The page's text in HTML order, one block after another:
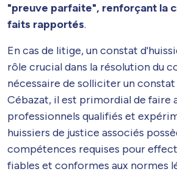
"preuve parfaite", renforçant la
faits rapportés.
En cas de litige, un constat
rôle crucial dans la résolution du
nécessaire de solliciter un constat
Cébazat, il est primordial de faire
professionnels qualifiés et
huissiers de justice associés
compétences requises pour
fiables et conformes aux normes